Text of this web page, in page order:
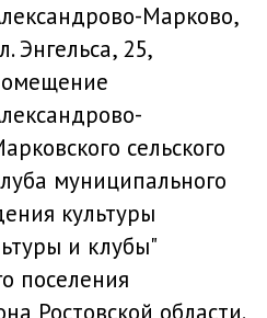
Марково,
Энгельса, 25,
сельского
муниципального
культуры
и клубы"
поселения
Ростовской области.